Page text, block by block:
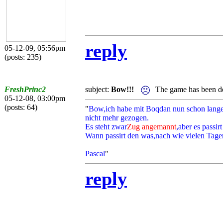
05-12-09, 05:56pm
(posts: 235)
reply
FreshPrinc2
05-12-08, 03:00pm
(posts: 64)
subject: Bow!!! The game has been
"Bow,ich habe mit Boqdan nun schon
nicht mehr gezogen.
Es steht zwarZug angemannt,aber es
Wann passirt den was,nach wie vielen
Pascal"
reply